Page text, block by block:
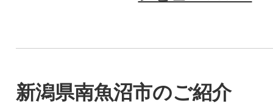
新潟県南魚沼市のご紹介